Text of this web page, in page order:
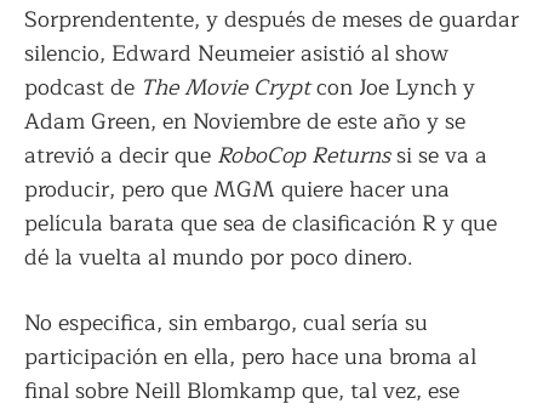
Sorprendentente, y después de meses de guardar
silencio, Edward Neumeier asistió al show
podcast de The Movie Cryptcon Joe Lynch y
Adam Green, en Noviembre de este año y se
atrevió a decir que RoboCop Returnssi se va a
producir, pero que MGM quiere hacer una
película barata que sea de clasificación R y que
dé la vuelta al mundo por poco dinero.
No especifica, sin embargo, cual sería su
participación en ella, pero hace una broma al
final sobre Neill Blomkamp que, tal vez, ese